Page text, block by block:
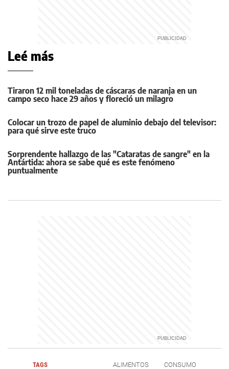
Leé más
Tiraron 12 mil toneladas de cáscaras de naranja en un
campo seco hace 29 años y floreció un milagro
Colocar un trozo de papel de aluminio debajo del televisor:
para qué sirve este truco
Sorprendente hallazgo de las "Cataratas de sangre" en la
Antártida: ahora se sabe qué es este fenómeno
puntualmente
TAGS ALIMENTOS CONSUMO